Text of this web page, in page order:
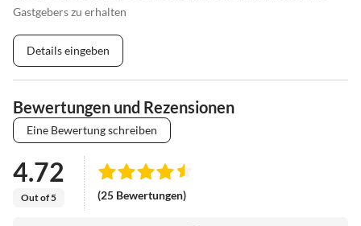
Gastgebers zu erhalten
Details eingeben
Bewertungen und Rezensionen
Eine Bewertung schreiben
4.72
Out of 5 (25 Bewertungen)